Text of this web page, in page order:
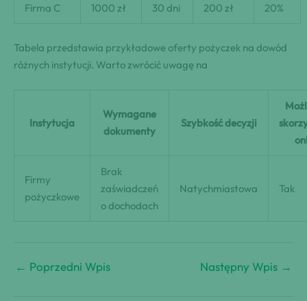
Firma C 1000 zł 30 dni 200 zł 20%
Tabela przedstawia przykładowe oferty pożyczek na dowód
różnych​ instytucji. Warto zwrócić uwagę na
Instytucja
Wymagane
dokumenty
Szybkość decyzji
Firmy
pożyczkowe
Brak
zaświadczeń
o dochodach
Natychmiastowa Tak
← Poprzedni Wpis Następny Wpis →